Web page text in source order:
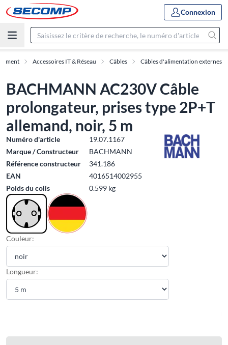
Connexion
Accessoires IT & Réseau Câbles Câbles d'alimentation externes
BACHMANN AC230V Câble
prolongateur, prises type 2P+T
allemand, noir, 5 m
Numéro d'article
19.07.1167
Marque / Constructeur
BACHMANN
Référence constructeur
341.186
EAN
4016514002955
Poids du colis
0.599 kg
Couleur:
Longueur: